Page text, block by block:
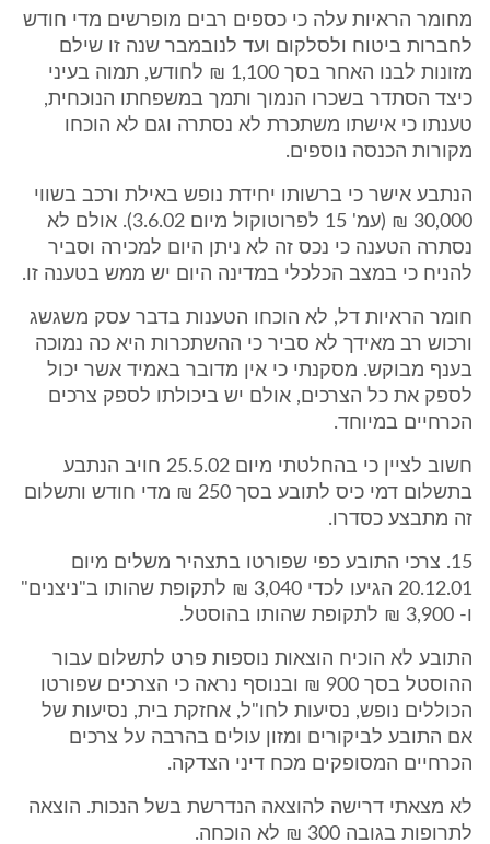
מחומר הראיות עלה כי כספים רבים מופרשים מדי חודש
לחברות ביטוח ולסלקום ועד לנובמבר שנה זו שילם
מזונות לבנו האחר בסך 1,100 ₪ לחודש, תמוה בעיני
כיצד הסתדר בשכרו הנמוך ותמך במשפחתו הנוכחית,
טענתו כי אישתו משתכרת לא נסתרה וגם לא הוכחו
מקורות הכנסה נוספים.
הנתבע אישר כי ברשותו יחידת נופש באילת ורכב בשווי
30,000 ₪ (עמ' 15 לפרוטוקול מיום 3.6.02). אולם לא
נסתרה הטענה כי נכס זה לא ניתן היום למכירה וסביר
להניח כי במצב הכלכלי במדינה היום יש ממש בטענה זו.
חומר הראיות דל, לא הוכחו הטענות בדבר עסק משגשג
ורכוש רב מאידך לא סביר כי ההשתכרות היא כה נמוכה
בענף מבוקש. מסקנתי כי אין מדובר באמיד אשר יכול
לספק את כל הצרכים, אולם יש ביכולתו לספק צרכים
הכרחיים במיוחד.
חשוב לציין כי בהחלטתי מיום 25.5.02 חויב הנתבע
בתשלום דמי כיס לתובע בסך 250 ₪ מדי חודש ותשלום
זה מתבצע כסדרו.
15. צרכי התובע כפי שפורטו בתצהיר משלים מיום
20.12.01 הגיעו לכדי 3,040 ₪ לתקופת שהותו ב"ניצנים"
ו- 3,900 ₪ לתקופת שהותו בהוסטל.
התובע לא הוכיח הוצאות נוספות פרט לתשלום עבור
ההוסטל בסך 900 ₪ ובנוסף נראה כי הצרכים שפורטו
הכוללים נופש, נסיעות לחו"ל, אחזקת בית, נסיעות של
אם התובע לביקורים ומזון עולים בהרבה על צרכים
הכרחיים המסופקים מכח דיני הצדקה.
לא מצאתי דרישה להוצאה הנדרשת בשל הנכות. הוצאה
לתרופות בגובה 300 ₪ לא הוכחה.